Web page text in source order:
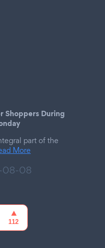
Shoppers During
part of the
More
08-08